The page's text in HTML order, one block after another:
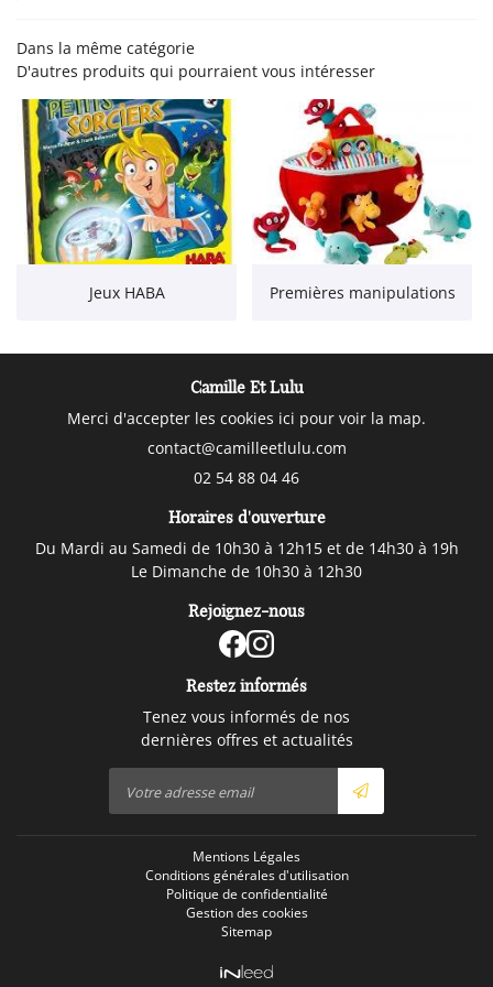
- DÉCO
ACTUALITÉS
CONTACT
Restez
Inscription
Dans la même catégorie
D'autres produits qui pourraient vous intéresser
Jeux HABA Premières manipulations
Camille Et Lulu
Merci d'accepter les cookies ici pour voir la map.
02 54 88 04 46
Horaires d'ouverture
Du Mardi au Samedi de 10h30 à 12h15 et de 14h30 à 19h
Le Dimanche de 10h30 à 12h30
Rejoignez-nous
Restez informés
Tenez vous informés de nos
dernières offres et actualités
Mentions Légales
Conditions générales d'utilisation
Politique de confidentialité
Gestion des cookies
Sitemap